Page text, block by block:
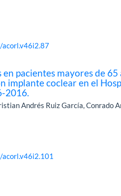
pacientes mayores de
implante coclear en el
2016.
Andrés Ruiz García, Conrado